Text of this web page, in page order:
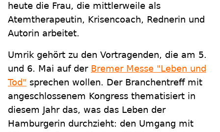
heute die Frau, die mittlerweile als
Atemtherapeutin, Krisencoach, Rednerin und
Autorin arbeitet.
Umrik gehört zu den Vortragenden, die am 5.
und 6. Mai auf der Bremer Messe "Leben und
Tod" sprechen wollen. Der Branchentreff mit
angeschlossenem Kongress thematisiert in
diesem Jahr das, was das Leben der
Hamburgerin durchzieht: den Umgang mit